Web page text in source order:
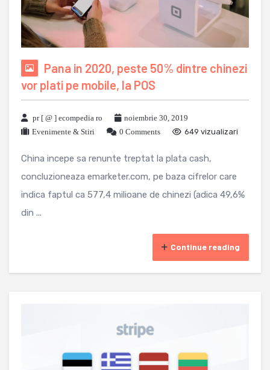
Pana in 2020, peste 50% dintre chinezi
vor plati pe mobile, la POS
pr [ @ ] ecompedia ro
noiembrie 30, 2019
Evenimente & Stiri
0 Comments 649 vizualizari
China incepe sa renunte treptat la plata cash,
concluzioneaza emarketer.com, pe baza cifrelor care
indica faptul ca 577,4 milioane de chinezi (adica 49,6%
din ...
Continue reading